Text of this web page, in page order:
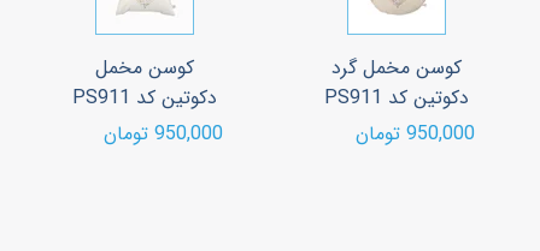
کوسن مخمل گرد
دکوتین کد PS911
950,000 تومان
کوسن مخمل
دکوتین کد PS911
950,000 تومان